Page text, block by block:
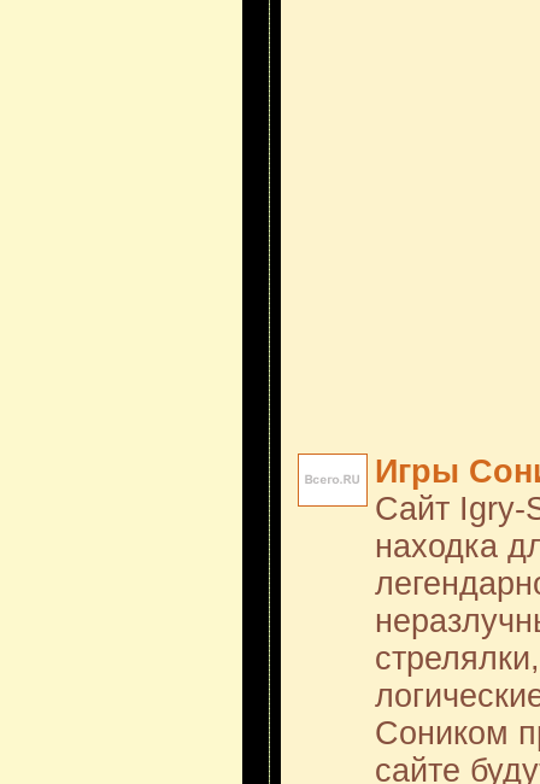
Игры
Сайт Igry-
находка
Соником
сайте